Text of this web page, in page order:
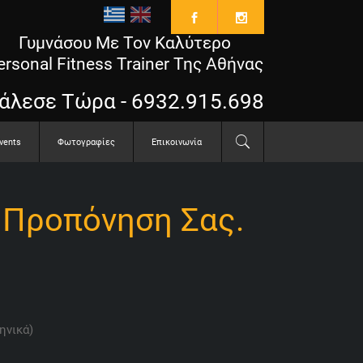
Γυμνάσου Με Τον Καλύτερο
Fitness Trainer Της Αθήνας
Τώρα - 6932.915.698
Φωτογραφίες Επικοινωνία
Σας.